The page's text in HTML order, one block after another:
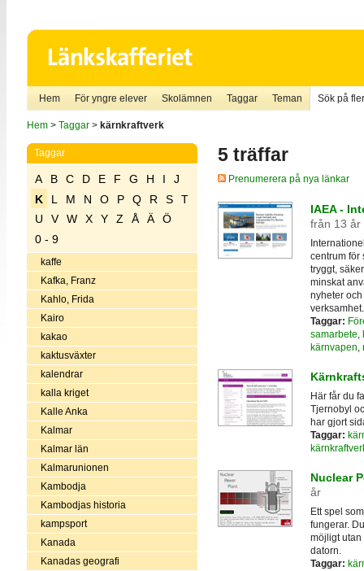
Hem För yngre elever Skolämnen Taggar Teman Sök på
Hem> Taggar> kärnkraftverk
Taggar
A B C D E F G H I
J
K
L M N O P Q R S
T
U
V W X Y Z Å Ä
Ö
0 - 9
kaffe
Kafka, Franz
Kahlo, Frida
Kairo
kakao
kaktusväxter
kalendrar
kalla kriget
Kalle Anka
Kalmar
Kalmar län
Kalmarunionen
Kambodja
Kambodjas historia
kampsport
Kanada
Kanadas geografi
5 träffar
Prenumerera på nya länkar
IAEA -
från 13 år
centrum för
tryggt,
minskat
nyheter
verksamhet.
Taggar:
samarbete
kärnvapen
Här får du
Tjernobyl
har gjort
Taggar:
Nuclear
år
Ett spel
fungerar.
möjligt utan
datorn.
Taggar: